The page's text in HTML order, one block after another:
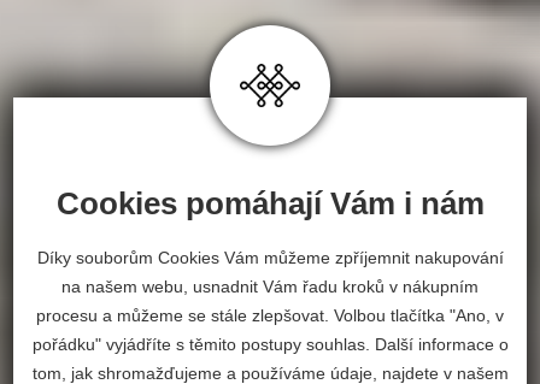
Cookies pomáhají Vám i nám
Díky souborům Cookies Vám můžeme zpříjemnit nakupování
na našem webu, usnadnit Vám řadu kroků v nákupním
procesu a můžeme se stále zlepšovat. Volbou tlačítka "Ano, v
pořádku" vyjádříte s těmito postupy souhlas. Další informace o
tom, jak shromažďujeme a používáme údaje, najdete v našem